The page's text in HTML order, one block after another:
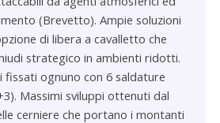
(Brevetto). Ampie soluzioni
di libera a cavalletto che
strategico in ambienti ridotti.
fissati ognuno con 6 saldature
Massimi sviluppi ottenuti dal
cerniere che portano i montanti